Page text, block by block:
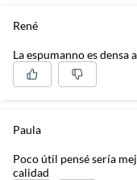
René
La espumanno es densa
Paula
Poco útil pensé sería
calidad